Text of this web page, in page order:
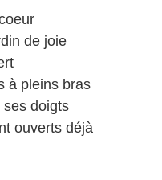
de joie
à pleins bras
ses doigts
ouverts déjà